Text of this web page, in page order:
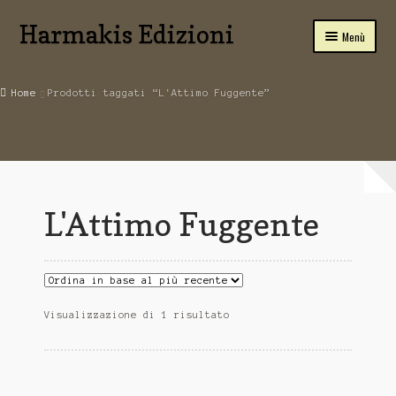
Vai
Vai
Harmakis Edizioni Menù
Chi Siamo
Servizi
Tariffe
Home Prodotti taggati “L'Attimo Fuggente”
L'Attimo Fuggente
Visualizzazione di 1 risultato